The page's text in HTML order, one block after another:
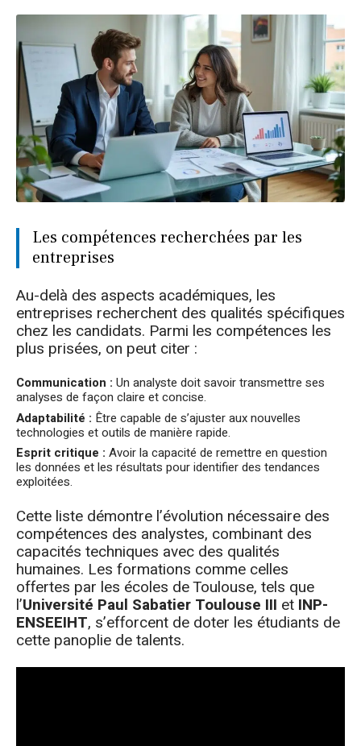
Les compétences recherchées par les
entreprises
Au-delà des aspects académiques, les
entreprises recherchent des qualités spécifiques
chez les candidats. Parmi les compétences les
plus prisées, on peut citer :
Communication : Un analyste doit savoir transmettre ses
analyses de façon claire et concise.
Adaptabilité : Être capable de s’ajuster aux nouvelles
technologies et outils de manière rapide.
Esprit critique : Avoir la capacité de remettre en question
les données et les résultats pour identifier des tendances
exploitées.
Cette liste démontre l’évolution nécessaire des
compétences des analystes, combinant des
capacités techniques avec des qualités
humaines. Les formations comme celles
offertes par les écoles de Toulouse, tels que
l’Université Paul Sabatier Toulouse III et INP-
ENSEEIHT, s’efforcent de doter les étudiants de
cette panoplie de talents.